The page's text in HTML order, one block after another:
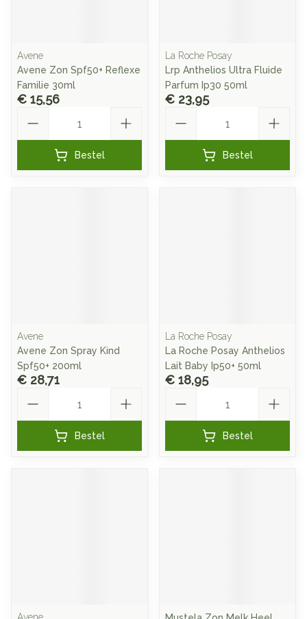
Avene
Avene Zon Spf50+ Reflexe
Familie 30ml
€ 15,56
Bestel
La Roche Posay
Lrp Anthelios Ultra Fluide
Parfum Ip30 50ml
€ 23,95
Bestel
Avene
Avene Zon Spray Kind
Spf50+ 200ml
€ 28,71
Bestel
La Roche Posay
La Roche Posay Anthelios
Lait Baby Ip50+ 50ml
€ 18,95
Bestel